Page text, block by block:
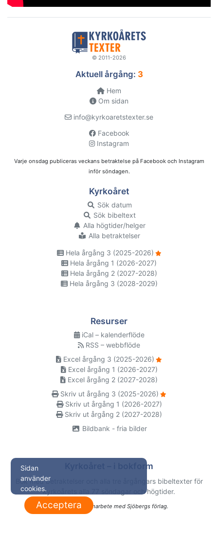
© 2011-2026
Aktuell årgång: 3
Hem
Om sidan
info@kyrkoaretstexter.se
Facebook
Instagram
Varje onsdag publiceras veckans betraktelse på Facebook och Instagram
inför söndagen.
Kyrkoåret
Sök datum
Sök bibeltext
Alla högtider/helger
Alla betraktelser
Hela årgång 3 (2025-2026)
Hela årgång 1 (2026-2027)
Hela årgång 2 (2027-2028)
Hela årgång 3 (2028-2029)
Resurser
iCal – kalenderflöde
RSS – webbflöde
Excel årgång 3 (2025-2026)
Excel årgång 1 (2026-2027)
Excel årgång 2 (2027-2028)
Skriv ut årgång 3 (2025-2026)
Skriv ut årgång 1 (2026-2027)
Skriv ut årgång 2 (2027-2028)
Bildbank - fria bilder
Kyrkoåret – i bokform
Bok med betraktelser och alla tre årgångars bibeltexter för
kyrkoårets alla 77 söndagar och högtider.
Utgiven i samarbete med Sjöbergs förlag.
Sidan
använder
cookies.
Acceptera